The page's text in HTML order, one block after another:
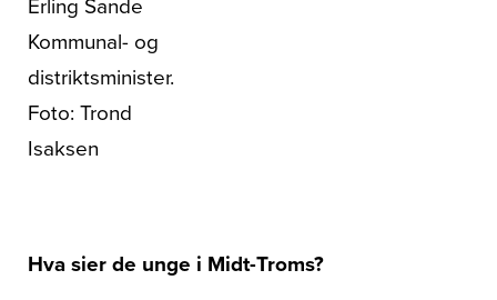
Kommunal- og
distriktsminister.
Foto: Trond
Isaksen
Hva sier de unge i Midt-Troms?